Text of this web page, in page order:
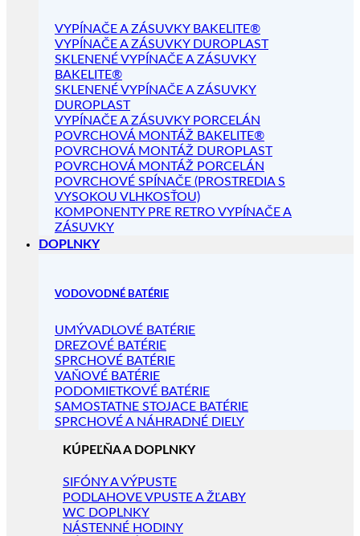
VYPÍNAČE A ZÁSUVKY BAKELITE®
VYPÍNAČE A ZÁSUVKY DUROPLAST
SKLENENÉ VYPÍNAČE A ZÁSUVKY
BAKELITE®
SKLENENÉ VYPÍNAČE A ZÁSUVKY
DUROPLAST
VYPÍNAČE A ZÁSUVKY PORCELÁN
POVRCHOVÁ MONTÁŽ BAKELITE®
POVRCHOVÁ MONTÁŽ DUROPLAST
POVRCHOVÁ MONTÁŽ PORCELÁN
POVRCHOVÉ SPÍNAČE (PROSTREDIA S
VYSOKOU VLHKOSŤOU)
KOMPONENTY PRE RETRO VYPÍNAČE A
ZÁSUVKY
DOPLNKY
VODOVODNÉ BATÉRIE
UMÝVADLOVÉ BATÉRIE
DREZOVÉ BATÉRIE
SPRCHOVÉ BATÉRIE
VAŇOVÉ BATÉRIE
PODOMIETKOVÉ BATÉRIE
SAMOSTATNE STOJACE BATÉRIE
SPRCHOVÉ A NÁHRADNÉ DIELY
KÚPEĽŇA A DOPLNKY
SIFÓNY A VÝPUSTE
PODLAHOVE VPUSTE A ŽĽABY
WC DOPLNKY
NÁSTENNÉ HODINY